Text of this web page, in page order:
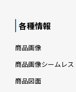
各種情報
商品画像
商品画像シームレス
商品図面